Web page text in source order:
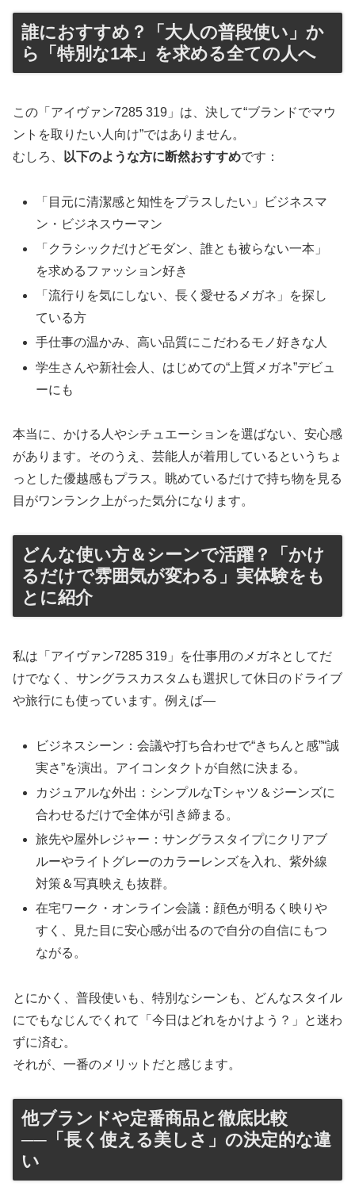
誰におすすめ？「大人の普段使い」か
ら「特別な1本」を求める全ての人へ
この「アイヴァン7285 319」は、決して“ブランドでマウ
ントを取りたい人向け”ではありません。
むしろ、
以下のような方に断然おすすめです：
「目元に清潔感と知性をプラスしたい」ビジネスマ
ン・ビジネスウーマン
「クラシックだけどモダン、誰とも被らない一本」
を求めるファッション好き
「流行りを気にしない、長く愛せるメガネ」を探し
ている方
手仕事の温かみ、高い品質にこだわるモノ好きな人
学生さんや新社会人、はじめての“上質メガネ”デビュ
ーにも
本当に、かける人やシチュエーションを選ばない、安心感
があります。そのうえ、芸能人が着用しているというちょ
っとした優越感もプラス。眺めているだけで持ち物を見る
目がワンランク上がった気分になります。
どんな使い方＆シーンで活躍？「かけ
るだけで雰囲気が変わる」実体験をも
とに紹介
私は「アイヴァン7285 319」を仕事用のメガネとしてだ
けでなく、サングラスカスタムも選択して休日のドライブ
や旅行にも使っています。例えば―
ビジネスシーン：会議や打ち合わせで“きちんと感”“誠
実さ”を演出。アイコンタクトが自然に決まる。
カジュアルな外出：シンプルなTシャツ＆ジーンズに
合わせるだけで全体が引き締まる。
旅先や屋外レジャー：サングラスタイプにクリアブ
ルーやライトグレーのカラーレンズを入れ、紫外線
対策＆写真映えも抜群。
在宅ワーク・オンライン会議：顔色が明るく映りや
すく、見た目に安心感が出るので自分の自信にもつ
ながる。
とにかく、普段使いも、特別なシーンも、どんなスタイル
にでもなじんでくれて「今日はどれをかけよう？」と迷わ
ずに済む。
それが、一番のメリットだと感じます。
他ブランドや定番商品と徹底比較
──「長く使える美しさ」の決定的な違
い